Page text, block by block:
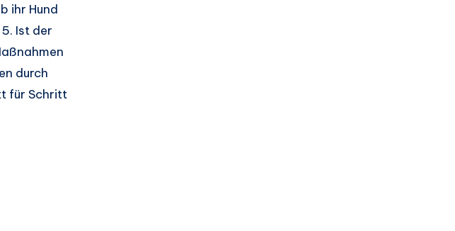
ihr Hund
Ist der
durch
für Schritt